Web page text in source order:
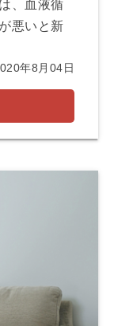
、血液循
悪いと新
年8月04日